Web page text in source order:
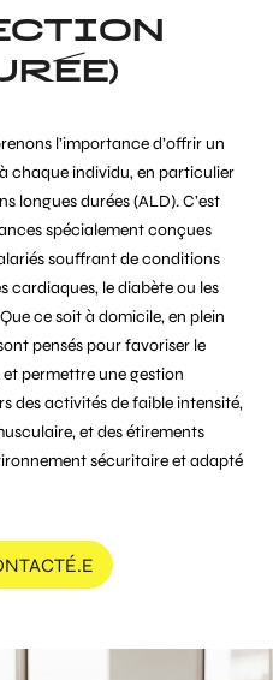
l’importance d’offrir un
chaque individu, en particulier
longues durées (ALD). C’est
spécialement conçues
souffrant de conditions
cardiaques, le diabète ou les
ce soit à domicile, en plein
pensés pour favoriser le
permettre une gestion
des activités de faible intensité,
et des étirements
sécuritaire et adapté